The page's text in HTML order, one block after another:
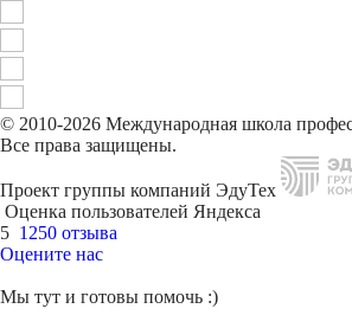
© 2010-2026 Международная школа
Все права защищены.
Проект группы компаний ЭдуТех
Оценка пользователей Яндекса
5 1250 отзыва
Оцените нас
Мы тут и готовы помочь :)